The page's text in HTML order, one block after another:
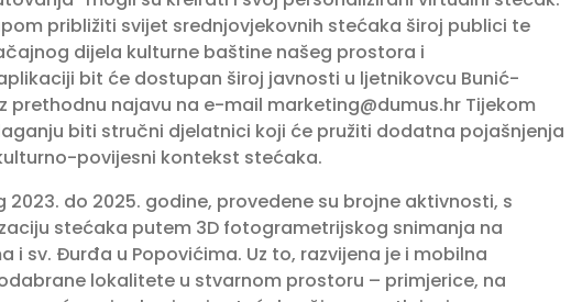
približiti svijet srednjovjekovnih stećaka široj publici te
dijela kulturne baštine našeg prostora i
bit će dostupan široj javnosti u ljetnikovcu Bunić-
prethodnu najavu na e-mail marketing@dumus.hr Tijekom
biti stručni djelatnici koji će pružiti dodatna pojašnjenja
povijesni kontekst stećaka.
do 2025. godine, provedene su brojne aktivnosti, s
stećaka putem 3D fotogrametrijskog snimanja na
i sv. Đurđa u Popovićima. Uz to, razvijena je i mobilna
lokalitete u stvarnom prostoru – primjerice, na